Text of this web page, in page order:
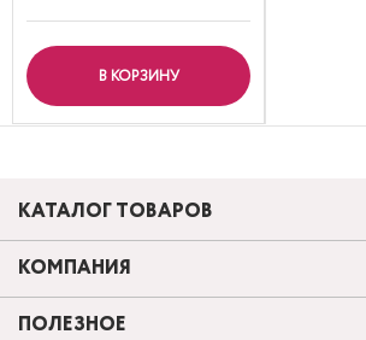
В КОРЗИНУ
КАТАЛОГ ТОВАРОВ
КОМПАНИЯ
ПОЛЕЗНОЕ